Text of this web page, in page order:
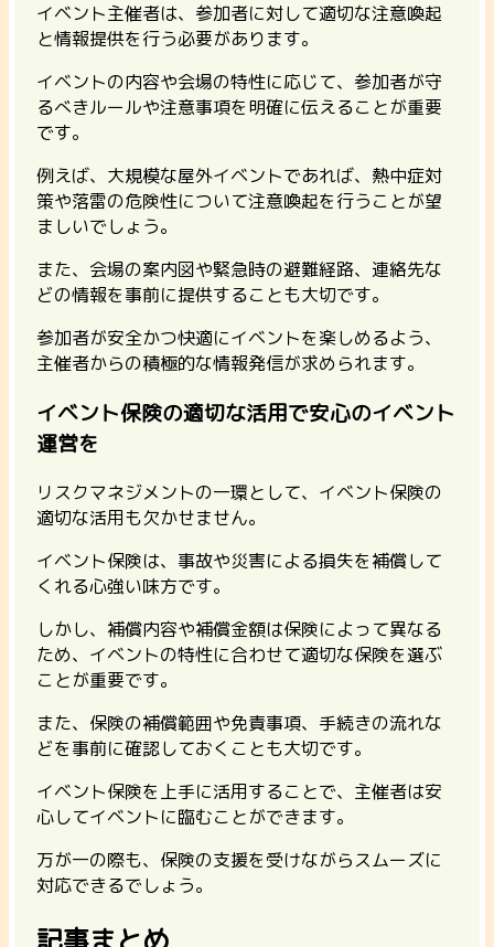
イベント主催者は、参加者に対して適切な注意喚起
と情報提供を行う必要があります。
イベントの内容や会場の特性に応じて、参加者が守
るべきルールや注意事項を明確に伝えることが重要
です。
例えば、大規模な屋外イベントであれば、熱中症対
策や落雷の危険性について注意喚起を行うことが望
ましいでしょう。
また、会場の案内図や緊急時の避難経路、連絡先な
どの情報を事前に提供することも大切です。
参加者が安全かつ快適にイベントを楽しめるよう、
主催者からの積極的な情報発信が求められます。
イベント保険の適切な活用で安心のイベント
運営を
リスクマネジメントの一環として、イベント保険の
適切な活用も欠かせません。
イベント保険は、事故や災害による損失を補償して
くれる心強い味方です。
しかし、補償内容や補償金額は保険によって異なる
ため、イベントの特性に合わせて適切な保険を選ぶ
ことが重要です。
また、保険の補償範囲や免責事項、手続きの流れな
どを事前に確認しておくことも大切です。
イベント保険を上手に活用することで、主催者は安
心してイベントに臨むことができます。
万が一の際も、保険の支援を受けながらスムーズに
対応できるでしょう。